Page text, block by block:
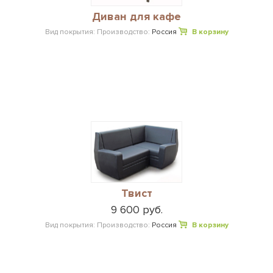
Диван для кафе
Вид покрытия: Производство: Россия В корзину
Твист
9 600 руб.
Вид покрытия: Производство: Россия В корзину